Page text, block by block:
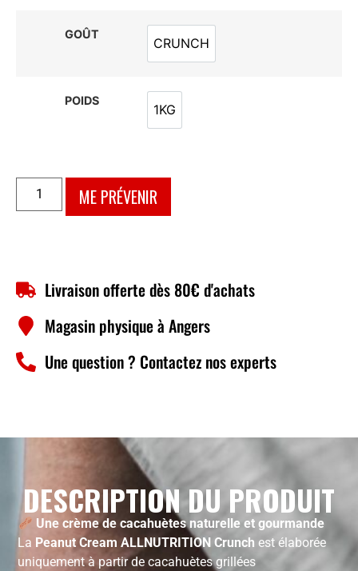
GOÛT
CRUNCH
CRUNCH
POIDS
1KG
1KG
ME PRÉVENIR
Livraison offerte dès 80€ d'achats
Magasin physique à Angers
Une question ? Contactez nos experts
DESCRIPTION DU PRODUIT
Une crème de cacahuètes naturelle et gourmande
La Peanut Cream ALLNUTRITION Crunch est élaborée
uniquement à partir de cacahuètes grillées